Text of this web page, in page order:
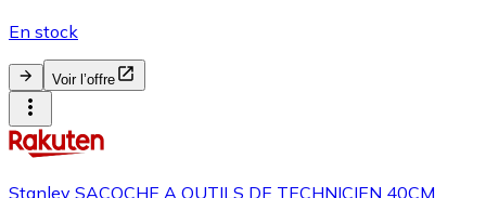
En stock
Voir l’offre
Stanley SACOCHE A OUTILS DE TECHNICIEN 40CM